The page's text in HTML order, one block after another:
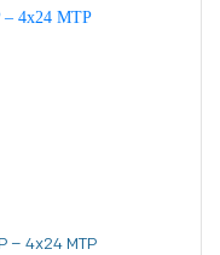
– 4x24 MTP